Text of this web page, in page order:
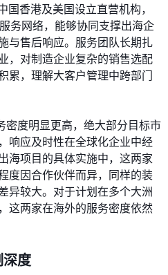
香港及美国设立直营机构，
务网络，能够协同支撑出海企
与售后响应。服务团队长期扎
，对制造企业复杂的销售选配
累，理解大客户管理中跨部门
密度明显更高，绝大部分目标市
响应及时性在全球化企业中经
海项目的具体实施中，这两家
度因合作伙伴而异，同样的装
异较大。对于计划在多个大洲
这两家在海外的服务密度依然
度